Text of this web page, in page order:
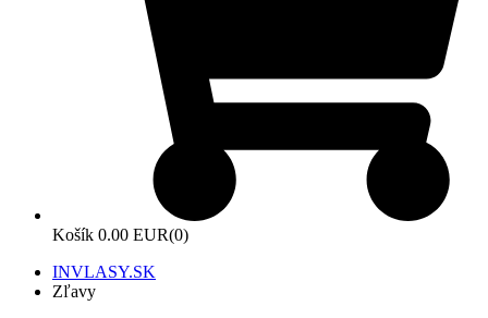
Košík 0.00 EUR(0)
INVLASY.SK
Zľavy